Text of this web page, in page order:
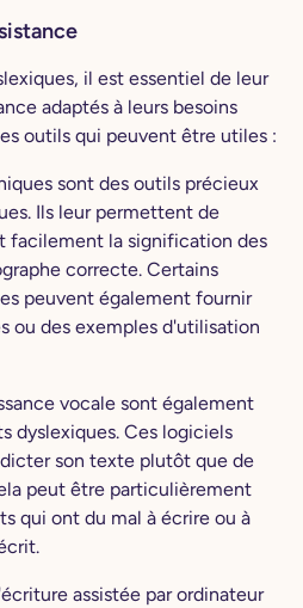
il est essentiel de leur
adaptés à leurs besoins
outils qui peuvent être utiles :
sont des outils précieux
Ils leur permettent de
facilement la signification des
correcte. Certains
peuvent également fournir
ou des exemples d'utilisation
vocale sont également
dyslexiques. Ces logiciels
son texte plutôt que de
peut être particulièrement
qui ont du mal à écrire ou à
assistée par ordinateur